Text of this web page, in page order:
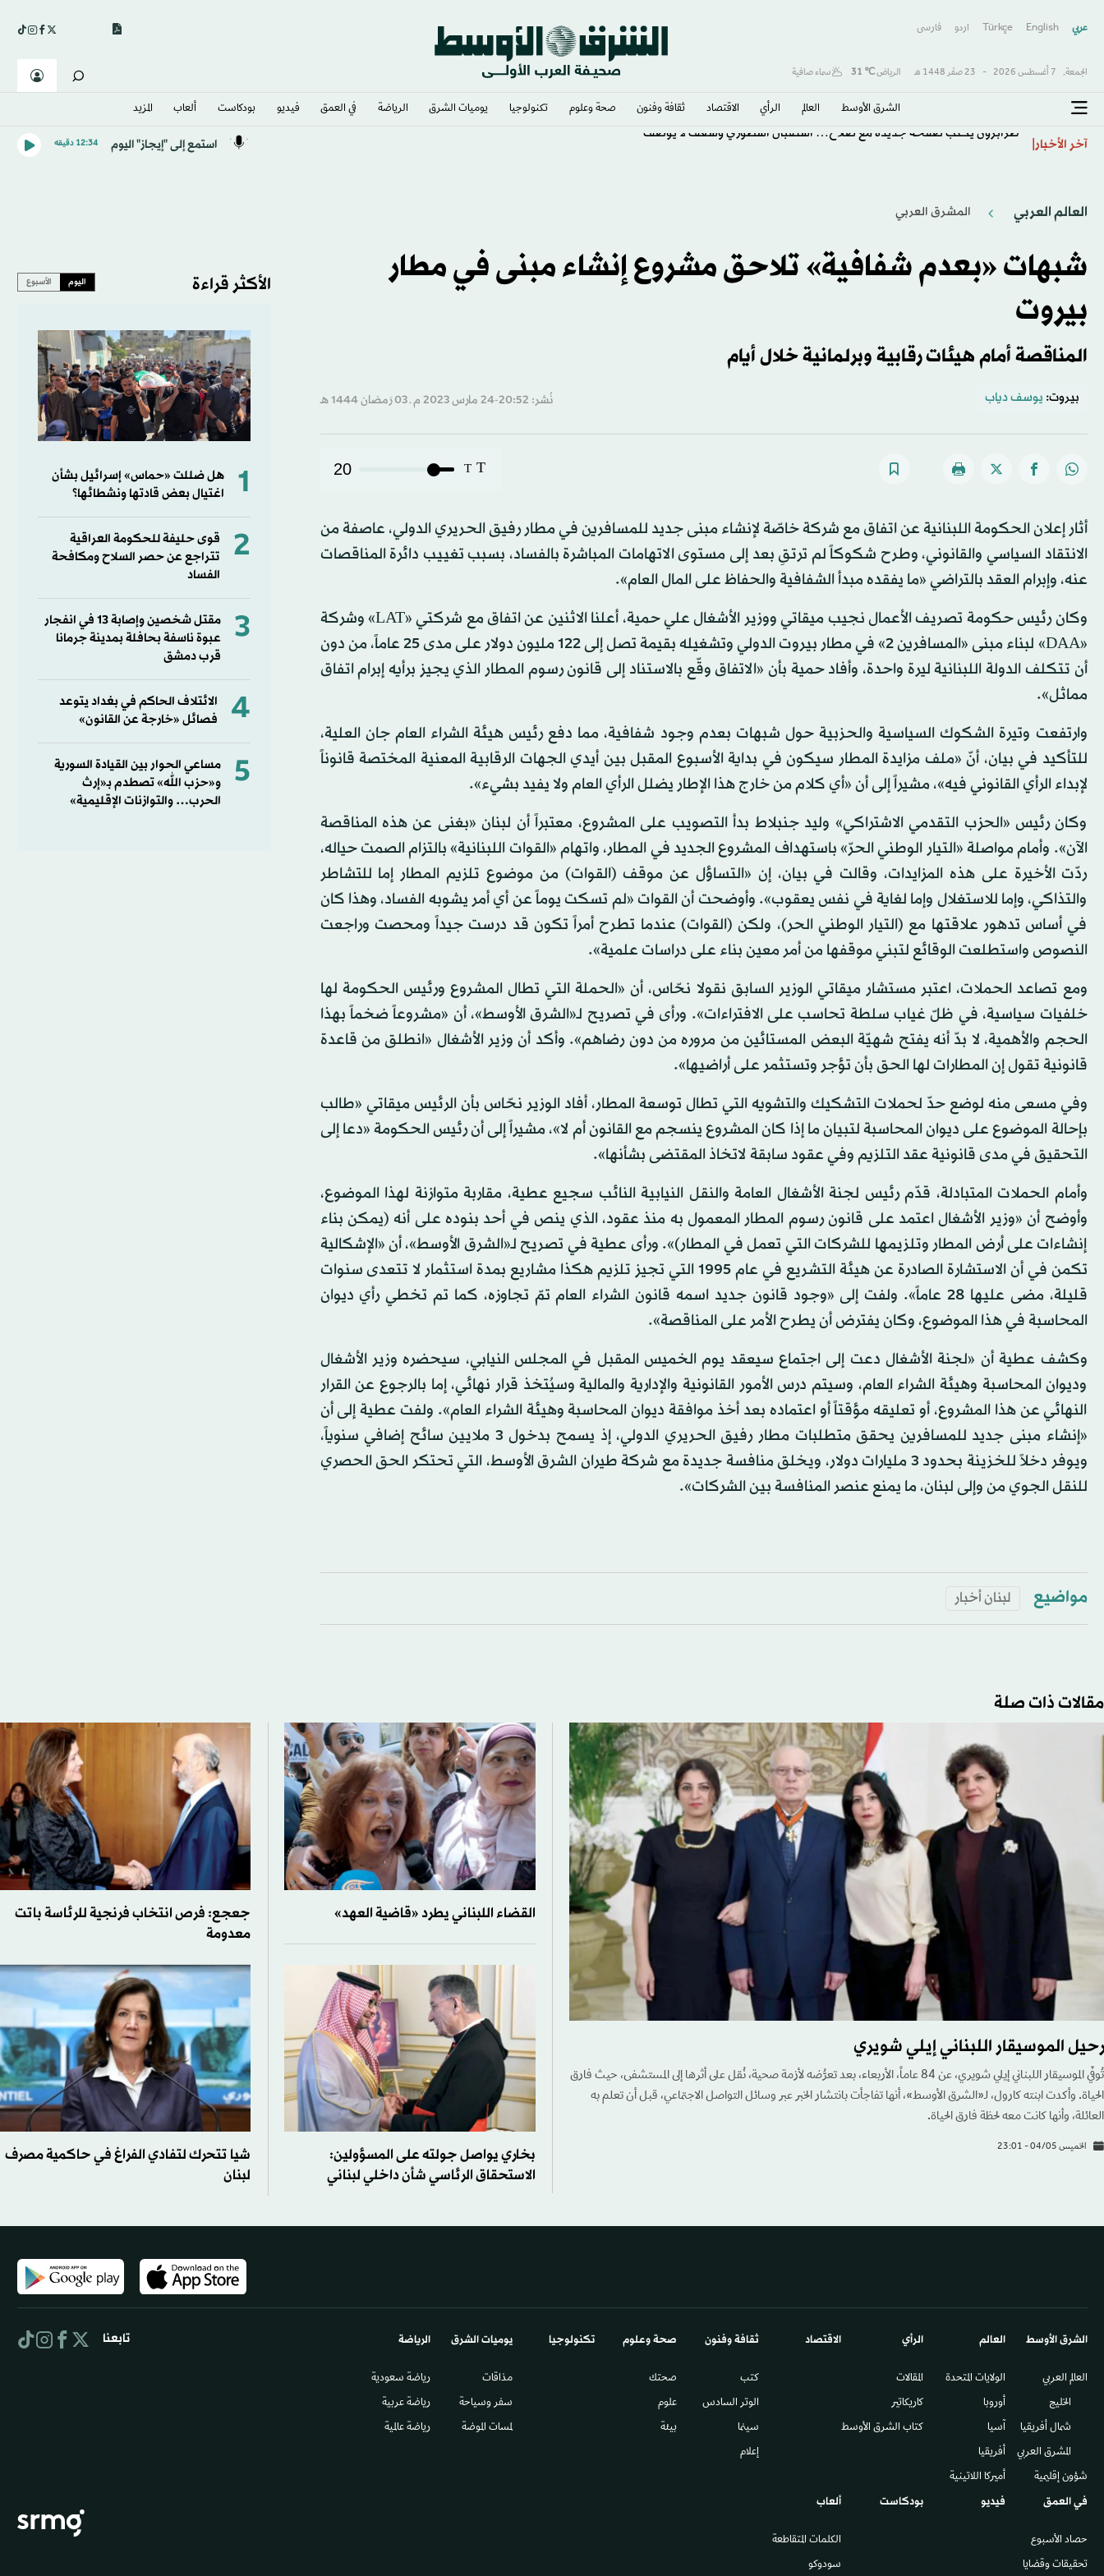
عربي English
Türkçe اردو فارسى
الجمعة, 7 أغسطس 2026 - 23 صفَر 1448 هـ الرياض℃
31 سماء صافية
الشرق الأوسط​ العالم الرأي الاقتصاد ثقافة وفنون صحة وعلوم تكنولوجيا يوميات الشرق​ الرياضة في العمق فيديو بودكاست ألعاب المزيد
آخر الأخبار طرابزون يكتب صفحة جديدة مع صلاح… استقبال أسطوري وشغف لا يوصف استمع إلى "إيجاز" اليوم 12:34 دقيقه
العالم العربي المشرق العربي
شبهات «بعدم شفافية» تلاحق مشروع إنشاء مبنى في مطار
بيروت
المناقصة أمام هيئات رقابية وبرلمانية خلال أيام
بيروت: يوسف دياب نُشر: 20:52-24 مارس 2023 م ـ 03 رَمضان 1444 هـ
T
T
20
أثار إعلان الحكومة اللبنانية عن اتفاق مع شركة خاصّة لإنشاء مبنى جديد للمسافرين في مطار رفيق الحريري الدولي، عاصفة من
الانتقاد السياسي والقانوني، وطرح شكوكاً لم ترتقِ بعد إلى مستوى الاتهامات المباشرة بالفساد، بسبب تغييب دائرة المناقصات
عنه، وإبرام العقد بالتراضي «ما يفقده مبدأ الشفافية والحفاظ على المال العام».
وكان رئيس حكومة تصريف الأعمال نجيب ميقاتي ووزير الأشغال علي حمية، أعلنا الاثنين عن اتفاق مع شركتي «LAT» وشركة
«DAA» لبناء مبنى «المسافرين 2» في مطار بيروت الدولي وتشغيله بقيمة تصل إلى 122 مليون دولار على مدى 25 عاماً، من دون
أن تتكلف الدولة اللبنانية ليرة واحدة، وأفاد حمية بأن «الاتفاق وقّع بالاستناد إلى قانون رسوم المطار الذي يجيز برأيه إبرام اتفاق
مماثل».
وارتفعت وتيرة الشكوك السياسية والحزبية حول شبهات بعدم وجود شفافية، مما دفع رئيس هيئة الشراء العام جان العلية،
للتأكيد في بيان، أنّ «ملف مزايدة المطار سيكون في بداية الأسبوع المقبل بين أيدي الجهات الرقابية المعنية المختصة قانوناً
لإبداء الرأي القانوني فيه»، مشيراً إلى أن «أي كلام من خارج هذا الإطار يضلل الرأي العام ولا يفيد بشيء».
وكان رئيس «الحزب التقدمي الاشتراكي» وليد جنبلاط بدأ التصويب على المشروع، معتبراً أن لبنان «بغنى عن هذه المناقصة
الآن». وأمام مواصلة «التيار الوطني الحرّ» باستهداف المشروع الجديد في المطار، واتهام «القوات اللبنانية» بالتزام الصمت حياله،
ردّت الأخيرة على هذه المزايدات، وقالت في بيان، إن «التساؤل عن موقف (القوات) من موضوع تلزيم المطار إما للتشاطر
والتذاكي، وإما للاستغلال وإما لغاية في نفس يعقوب». وأوضحت أن القوات «لم تسكت يوماً عن أي أمر يشوبه الفساد، وهذا كان
في أساس تدهور علاقتها مع (التيار الوطني الحر)، ولكن (القوات) عندما تطرح أمراً تكون قد درست جيداً ومحصت وراجعت
النصوص واستطلعت الوقائع لتبني موقفها من أمر معين بناء على دراسات علمية».
ومع تصاعد الحملات، اعتبر مستشار ميقاتي الوزير السابق نقولا نحّاس، أن «الحملة التي تطال المشروع ورئيس الحكومة لها
خلفيات سياسية، في ظلّ غياب سلطة تحاسب على الافتراءات». ورأى في تصريح لـ«الشرق الأوسط»، أن «مشروعاً ضخماً بهذا
الحجم والأهمية، لا بدّ أنه يفتح شهيّة البعض المستائين من مروره من دون رضاهم». وأكد أن وزير الأشغال «انطلق من قاعدة
قانونية تقول إن المطارات لها الحق بأن تؤجر وتستثمر على أراضيها».
وفي مسعى منه لوضع حدّ لحملات التشكيك والتشويه التي تطال توسعة المطار، أفاد الوزير نحّاس بأن الرئيس ميقاتي «طالب
بإحالة الموضوع على ديوان المحاسبة لتبيان ما إذا كان المشروع ينسجم مع القانون أم لا»، مشيراً إلى أن رئيس الحكومة «دعا إلى
التحقيق في مدى قانونية عقد التلزيم وفي عقود سابقة لاتخاذ المقتضى بشأنها».
وأمام الحملات المتبادلة، قدّم رئيس لجنة الأشغال العامة والنقل النيابية النائب سجيع عطية، مقاربة متوازنة لهذا الموضوع،
وأوضح أن «وزير الأشغال اعتمد على قانون رسوم المطار المعمول به منذ عقود، الذي ينص في أحد بنوده على أنه (يمكن بناء
إنشاءات على أرض المطار وتلزيمها للشركات التي تعمل في المطار)». ورأى عطية في تصريح لـ«الشرق الأوسط»، أن «الإشكالية
تكمن في أن الاستشارة الصادرة عن هيئة التشريع في عام 1995 التي تجيز تلزيم هكذا مشاريع بمدة استثمار لا تتعدى سنوات
قليلة، مضى عليها 28 عاماً». ولفت إلى «وجود قانون جديد اسمه قانون الشراء العام تمّ تجاوزه، كما تم تخطي رأي ديوان
المحاسبة في هذا الموضوع، وكان يفترض أن يطرح الأمر على المناقصة».
وكشف عطية أن «لجنة الأشغال دعت إلى اجتماع سيعقد يوم الخميس المقبل في المجلس النيابي، سيحضره وزير الأشغال
وديوان المحاسبة وهيئة الشراء العام، وسيتم درس الأمور القانونية والإدارية والمالية وسيُتخذ قرار نهائي، إما بالرجوع عن القرار
النهائي عن هذا المشروع، أو تعليقه مؤقتاً أو اعتماده بعد أخذ موافقة ديوان المحاسبة وهيئة الشراء العام». ولفت عطية إلى أن
«إنشاء مبنى جديد للمسافرين يحقق متطلبات مطار رفيق الحريري الدولي، إذ يسمح بدخول 3 ملايين سائح إضافي سنوياً،
ويوفر دخلاً للخزينة بحدود 3 مليارات دولار، ويخلق منافسة جديدة مع شركة طيران الشرق الأوسط، التي تحتكر الحق الحصري
للنقل الجوي من وإلى لبنان، ما يمنع عنصر المنافسة بين الشركات».
مواضيع لبنان أخبار
الأكثر قراءة اليوم الأسبوع
1
هل ضللت «حماس» إسرائيل بشأن
اغتيال بعض قادتها ونشطائها؟
2
قوى حليفة للحكومة العراقية
تتراجع عن حصر السلاح ومكافحة
الفساد
3
مقتل شخصين وإصابة 13 في انفجار
عبوة ناسفة بحافلة بمدينة جرمانا
قرب دمشق
4
الائتلاف الحاكم في بغداد يتوعد
فصائل «خارجة عن القانون»
5
مساعي الحوار بين القيادة السورية
و«حزب الله» تصطدم بـ«إرث
الحرب… والتوازنات الإقليمية»
مقالات ذات صلة
رحيل الموسيقار اللبناني إيلي شويري
تُوفّي الموسيقار اللبناني إيلي شويري، عن 84 عاماً، الأربعاء، بعد تعرُّضه لأزمة صحية، نُقل على أثرها إلى المستشفى، حيث فارق
الحياة. وأكدت ابنته كارول، لـ«الشرق الأوسط»، أنها تفاجأت بانتشار الخبر عبر وسائل التواصل الاجتماعي، قبل أن تعلم به
العائلة، وأنها كانت معه لحظة فارق الحياة.
الخميس 04/05 - 23:01
القضاء اللبناني يطرد «قاضية العهد»
جعجع: فرص انتخاب فرنجية للرئاسة باتت
معدومة
بخاري يواصل جولته على المسؤولين:
الاستحقاق الرئاسي شأن داخلي لبناني
شيا تتحرك لتفادي الفراغ في حاكمية مصرف
لبنان
الشرق الأوسط​
العالم العربي
الخليج
شمال أفريقيا
المشرق العربي
شؤون إقليمية
العالم
الولايات المتحدة
أوروبا
آسيا
أفريقيا
أميركا اللاتينية
الرأي
المقالات
كاريكاتير
كتاب الشرق الأوسط
الاقتصاد ثقافة وفنون
كتب
الوتر السادس​
سينما
إعلام
صحة وعلوم
صحتك
علوم
بيئة
تكنولوجيا يوميات الشرق​
مذاقات
سفر وسياحة
لمسات الموضة
الرياضة
رياضة سعودية
رياضة عربية
رياضة عالمية
في العمق
حصاد الأسبوع
تحقيقات وقضايا
فيديو بودكاست ألعاب
الكلمات المتقاطعة
سودوكو
تابعنا